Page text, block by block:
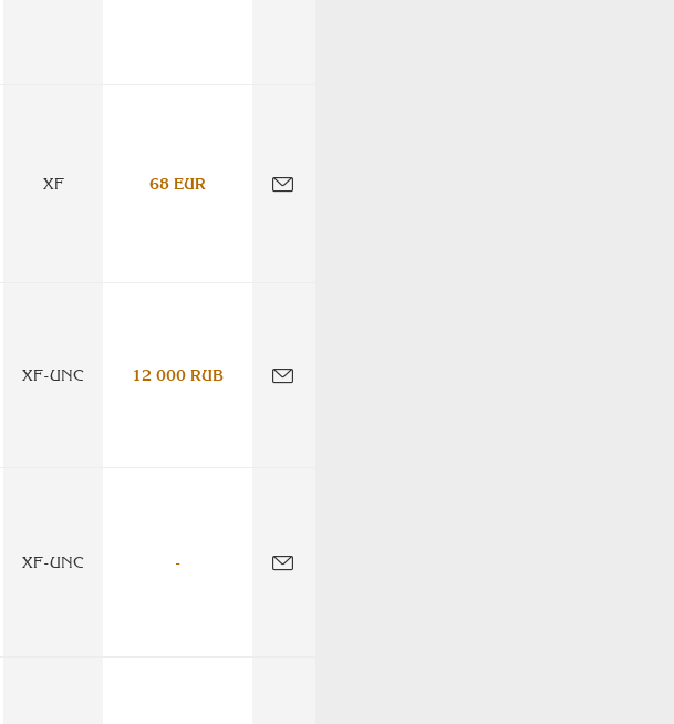
XF 68 EUR
XF-UNC 12 000 RUB
XF-UNC -